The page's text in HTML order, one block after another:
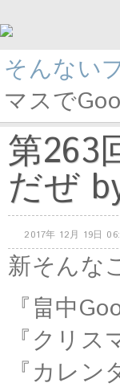
そんない
マスで
第263
だぜ
2017年 12月 19日
新そんな
『畠中
『クリス
『カレン